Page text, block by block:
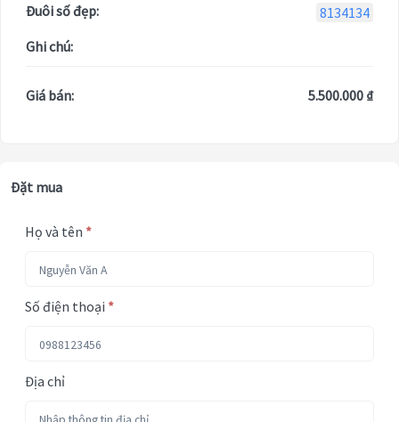
Đuôi số đẹp:
8134134
Ghi chú:
Giá bán: 5.500.000 ₫
Đặt mua
Họ và tên *
Số điện thoại *
Địa chỉ